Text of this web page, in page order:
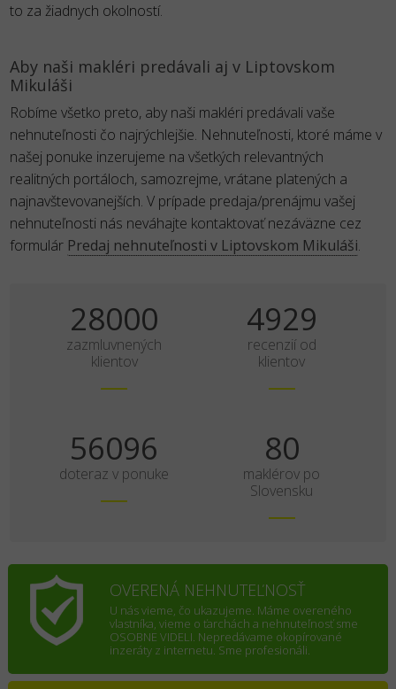
to za žiadnych okolností.
Aby naši makléri predávali aj v Liptovskom
Mikuláši
Robíme všetko preto, aby naši makléri predávali vaše
nehnuteľnosti čo najrýchlejšie. Nehnuteľnosti, ktoré máme v
našej ponuke inzerujeme na všetkých relevantných
realitných portáloch, samozrejme, vrátane platených a
najnavštevovanejších. V prípade predaja/prenájmu vašej
nehnuteľnosti nás neváhajte kontaktovať nezáväzne cez
formulár Predaj nehnuteľnosti v Liptovskom Mikuláši.
35000
zazmluvnených
klientov
6161
recenzií od
klientov
70120
doteraz v ponuke
100
maklérov po
Slovensku
OVERENÁ NEHNUTEĽNOSŤ
U nás vieme, čo ukazujeme. Máme overeného
vlastníka, vieme o ťarchách a nehnuteľnosť sme
OSOBNE VIDELI. Nepredávame okopírované
inzeráty z internetu. Sme profesionáli.